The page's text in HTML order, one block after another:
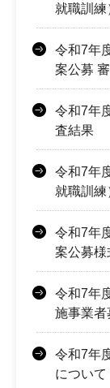
就職訓
令和7年
案公募
令和7年
査結果
令和7年
就職訓
令和7年
案公募様
令和7年
施事業者
令和7年
について